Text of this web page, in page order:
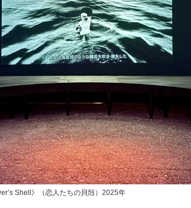
Shell》（恋人たちの貝殻）2025年